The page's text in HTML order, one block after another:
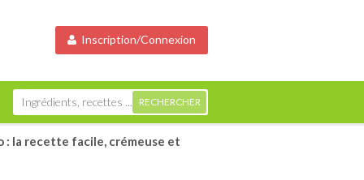
Inscription/Connexion
la recette facile, crémeuse et